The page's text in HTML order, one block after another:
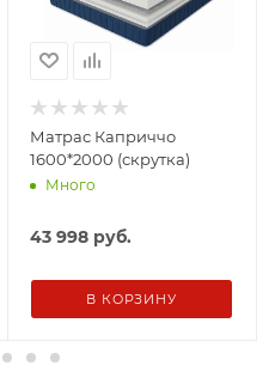
Матрас Каприччо
1600*2000 (скрутка)
Много
43 998 руб.
В КОРЗИНУ